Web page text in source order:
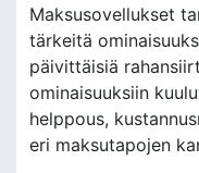
Maksusovellukset
tärkeitä
päivittäisiä
ominaisuuksiin
helppous,
eri maksutapojen